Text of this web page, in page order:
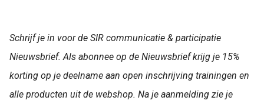
Schrijf je in voor de SIR communicatie & participatie
Nieuwsbrief. Als abonnee op de Nieuwsbrief krijg je 15%
korting op je deelname aan open inschrijving trainingen en
alle producten uit de webshop. Na je aanmelding zie je